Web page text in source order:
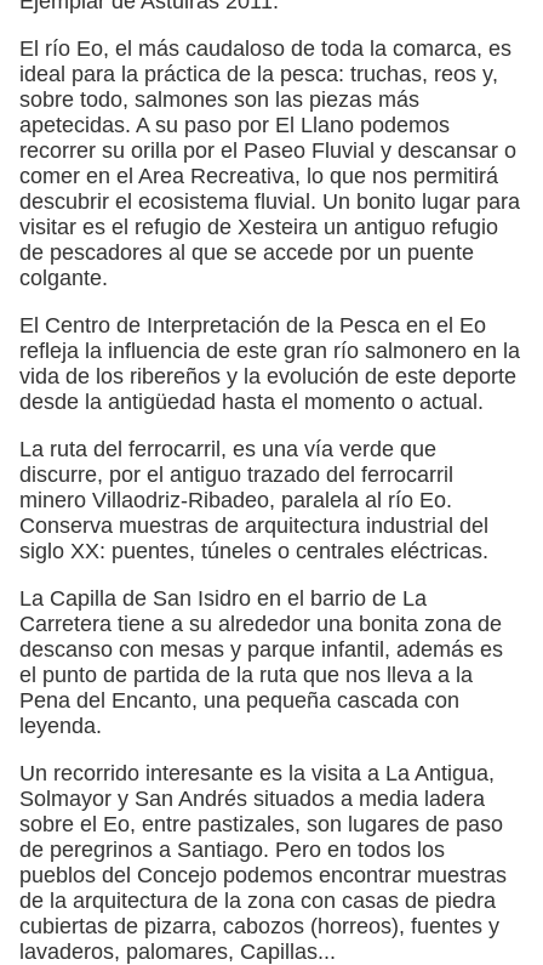
El río Eo, el más caudaloso de toda la comarca, es
ideal para la práctica de la pesca: truchas, reos y,
sobre todo, salmones son las piezas más
apetecidas. A su paso por El Llano podemos
recorrer su orilla por el Paseo Fluvial y descansar o
comer en el Area Recreativa, lo que nos permitirá
descubrir el ecosistema fluvial. Un bonito lugar para
visitar es el refugio de Xesteira un antiguo refugio
de pescadores al que se accede por un puente
colgante.
El Centro de Interpretación de la Pesca en el Eo
refleja la influencia de este gran río salmonero en la
vida de los ribereños y la evolución de este deporte
desde la antigüedad hasta el momento o actual.
La ruta del ferrocarril, es una vía verde que
discurre, por el antiguo trazado del ferrocarril
minero Villaodriz-Ribadeo, paralela al río Eo.
Conserva muestras de arquitectura industrial del
siglo XX: puentes, túneles o centrales eléctricas.
La Capilla de San Isidro en el barrio de La
Carretera tiene a su alrededor una bonita zona de
descanso con mesas y parque infantil, además es
el punto de partida de la ruta que nos lleva a la
Pena del Encanto, una pequeña cascada con
leyenda.
Un recorrido interesante es la visita a La Antigua,
Solmayor y San Andrés situados a media ladera
sobre el Eo, entre pastizales, son lugares de paso
de peregrinos a Santiago. Pero en todos los
pueblos del Concejo podemos encontrar muestras
de la arquitectura de la zona con casas de piedra
cubiertas de pizarra, cabozos (horreos), fuentes y
lavaderos, palomares, Capillas...